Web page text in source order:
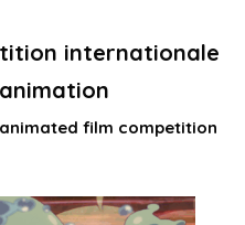
internationale
film competition